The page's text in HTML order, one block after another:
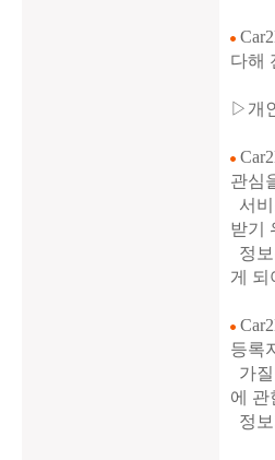
다해
▷개
관심
서
받기
정
게 되
등록
가
에 관
정